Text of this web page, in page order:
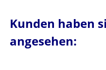
Kunden haben
angesehen: